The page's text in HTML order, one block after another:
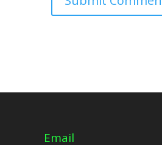
Email